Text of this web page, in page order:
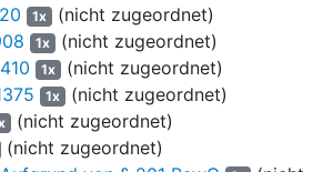
von rund € 39 Mio. sowie zur
Anteile an der R… D… GmbH in Höhe
Steuern flossen demgemäß
Mio. in die Unternehmensbewertung ein.
weitere
des Umfangs zusätzlicher
Veräußerungen ergaben, musste die
1x (nicht zugeordnet)
1x (nicht zugeordnet)
1x (nicht zugeordnet)
1x (nicht zugeordnet)
(nicht zugeordnet)
(nicht zugeordnet)